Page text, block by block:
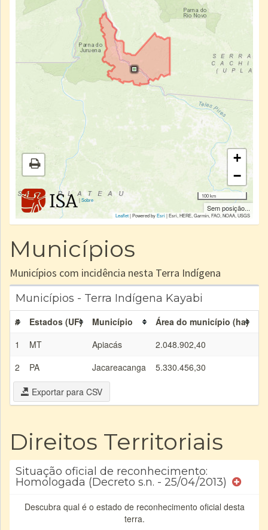
|Sobre
+
−
100 km
Sem posição...
Leaflet| Powered byEsri|Esri, HERE, Garmin, FAO, NOAA, USGS
Municípios
Municípios com incidência nesta Terra Indígena
Municípios - Terra Indígena Kayabi
# Estados (UF) Município Área do município (ha)
1
MT Apiacás 2.048.902,40
2
PA Jacareacanga 5.330.456,30
Exportar para CSV
Direitos Territoriais
Situação oficial de reconhecimento:
Homologada (Decreto s.n. - 25/04/2013)
Descubra qual é o estado de reconhecimento oficial desta
terra.